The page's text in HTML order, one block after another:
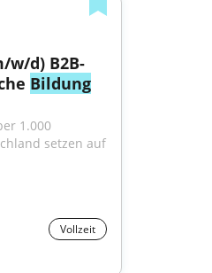
d) B2B-
Bildung
1.000
setzen auf
Vollzeit